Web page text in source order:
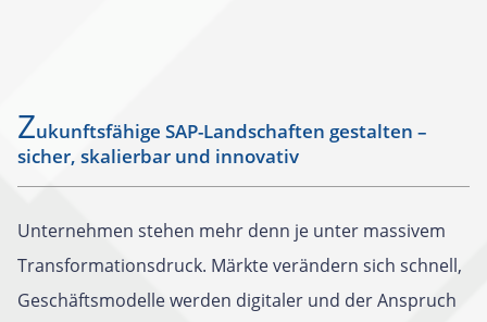
Zukunftsfähige SAP-Landschaften gestalten –
sicher, skalierbar und innovativ
Unternehmen stehen mehr denn je unter massivem
Transformationsdruck. Märkte verändern sich schnell,
Geschäftsmodelle werden digitaler und der Anspruch